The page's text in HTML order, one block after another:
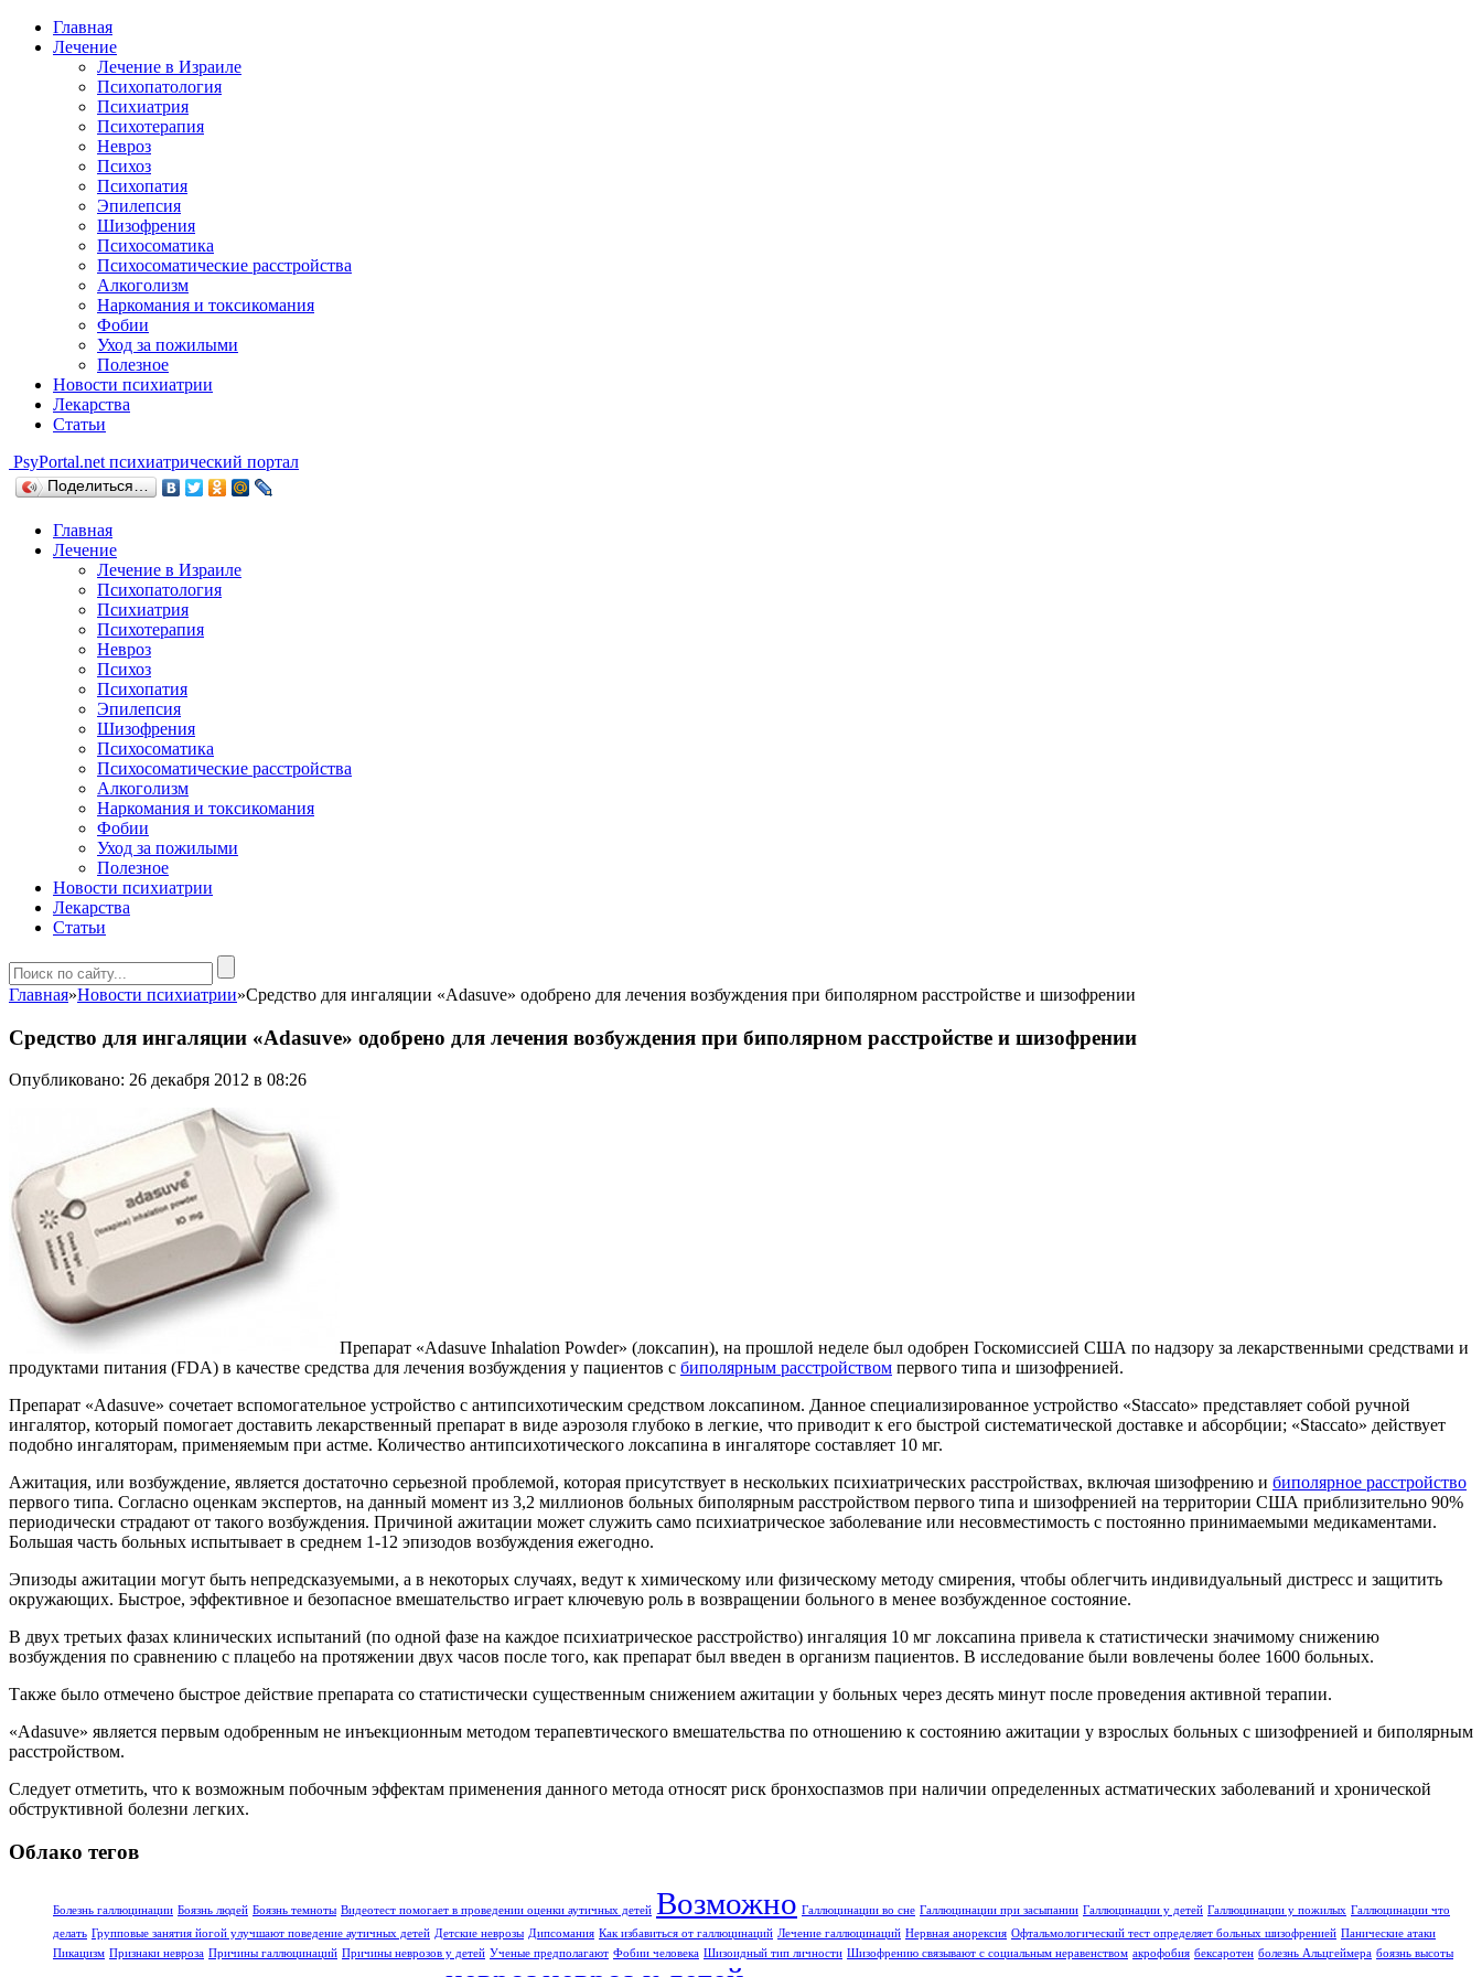
Главная
Лечение
Лечение в Израиле
Психопатология
Психиатрия
Психотерапия
Невроз
Психоз
Психопатия
Эпилепсия
Шизофрения
Психосоматика
Психосоматические расстройства
Алкоголизм
Наркомания и токсикомания
Фобии
Уход за пожилыми
Полезное
Новости психиатрии
Лекарства
Статьи
PsyPortal.net психиатрический портал
Поделиться…
Главная
Лечение
Лечение в Израиле
Психопатология
Психиатрия
Психотерапия
Невроз
Психоз
Психопатия
Эпилепсия
Шизофрения
Психосоматика
Психосоматические расстройства
Алкоголизм
Наркомания и токсикомания
Фобии
Уход за пожилыми
Полезное
Новости психиатрии
Лекарства
Статьи
Главная»Новости психиатрии»Средство для ингаляции «Adasuve» одобрено для лечения возбуждения при биполярном расстройстве и шизофрении
Средство для ингаляции «Adasuve» одобрено для лечения возбуждения при биполярном расстройстве и шизофрении
Опубликовано: 26 декабря 2012 в 08:26
Препарат «Adasuve Inhalation Powder» (локсапин), на прошлой неделе был одобрен Госкомиссией США по надзору за лекарственными средствами и
продуктами питания (FDA) в качестве средства для лечения возбуждения у пациентов с биполярным расстройством первого типа и шизофренией.
Препарат «Adasuve» сочетает вспомогательное устройство с антипсихотическим средством локсапином. Данное специализированное устройство «Staccato» представляет собой ручной
ингалятор, который помогает доставить лекарственный препарат в виде аэрозоля глубоко в легкие, что приводит к его быстрой систематической доставке и абсорбции; «Staccato» действует
подобно ингаляторам, применяемым при астме. Количество антипсихотического локсапина в ингаляторе составляет 10 мг.
Ажитация, или возбуждение, является достаточно серьезной проблемой, которая присутствует в нескольких психиатрических расстройствах, включая шизофрению и биполярное расстройство
первого типа. Согласно оценкам экспертов, на данный момент из 3,2 миллионов больных биполярным расстройством первого типа и шизофренией на территории США приблизительно 90%
периодически страдают от такого возбуждения. Причиной ажитации может служить само психиатрическое заболевание или несовместимость с постоянно принимаемыми медикаментами.
Большая часть больных испытывает в среднем 1-12 эпизодов возбуждения ежегодно.
Эпизоды ажитации могут быть непредсказуемыми, а в некоторых случаях, ведут к химическому или физическому методу смирения, чтобы облегчить индивидуальный дистресс и защитить
окружающих. Быстрое, эффективное и безопасное вмешательство играет ключевую роль в возвращении больного в менее возбужденное состояние.
В двух третьих фазах клинических испытаний (по одной фазе на каждое психиатрическое расстройство) ингаляция 10 мг локсапина привела к статистически значимому снижению
возбуждения по сравнению с плацебо на протяжении двух часов после того, как препарат был введен в организм пациентов. В исследование были вовлечены более 1600 больных.
Также было отмечено быстрое действие препарата со статистически существенным снижением ажитации у больных через десять минут после проведения активной терапии.
«Adasuve» является первым одобренным не инъекционным методом терапевтического вмешательства по отношению к состоянию ажитации у взрослых больных с шизофренией и биполярным
расстройством.
Следует отметить, что к возможным побочным эффектам применения данного метода относят риск бронхоспазмов при наличии определенных астматических заболеваний и хронической
обструктивной болезни легких.
Облако тегов
Болезнь галлюцинации Боязнь людей Боязнь темноты Видеотест помогает в проведении оценки аутичных детей Возможно Галлюцинации во сне Галлюцинации при засыпании Галлюцинации у детей Галлюцинации у пожилых Галлюцинации что
делать Групповые занятия йогой улучшают поведение аутичных детей Детские неврозы Дипсомания Как избавиться от галлюцинаций Лечение галлюцинаций Нервная анорексия Офтальмологический тест определяет больных шизофренией Панические атаки
Пикацизм Признаки невроза Причины галлюцинаций Причины неврозов у детей Ученые предполагают Фобии человека Шизоидный тип личности Шизофрению связывают с социальным неравенством акрофобия бексаротен болезнь Альцгеймера боязнь высоты